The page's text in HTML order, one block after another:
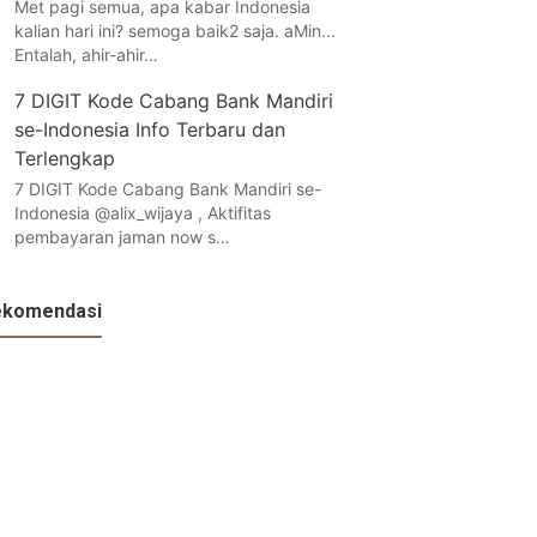
Met pagi semua, apa kabar Indonesia
kalian hari ini? semoga baik2 saja. aMin...
Entalah, ahir-ahir…
7 DIGIT Kode Cabang Bank Mandiri
se-Indonesia Info Terbaru dan
Terlengkap
7 DIGIT Kode Cabang Bank Mandiri se-
Indonesia @alix_wijaya , Aktifitas
pembayaran jaman now s…